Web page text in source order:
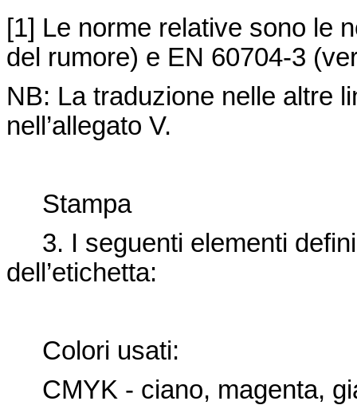
[1] Le norme relative sono le
del rumore) e EN 60704-3
NB: La traduzione nelle altre
nell’allegato V.
Stampa
3. I seguenti elementi
dell’etichetta:
Colori usati:
CMYK - ciano, magenta,